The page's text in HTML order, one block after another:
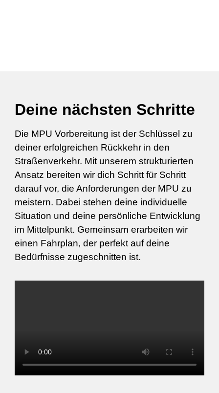
Deine nächsten Schritte
Die MPU Vorbereitung ist der Schlüssel zu
deiner erfolgreichen Rückkehr in den
Straßenverkehr. Mit unserem strukturierten
Ansatz bereiten wir dich Schritt für Schritt
darauf vor, die Anforderungen der MPU zu
meistern. Dabei stehen deine individuelle
Situation und deine persönliche Entwicklung
im Mittelpunkt. Gemeinsam erarbeiten wir
einen Fahrplan, der perfekt auf deine
Bedürfnisse zugeschnitten ist.